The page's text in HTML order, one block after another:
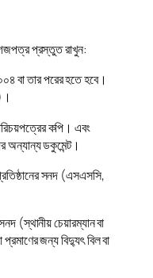
প্রস্তুত রাখুন:
বা তার পরের হতে হবে।
কপি। এবং
অন্যান্য ডকুমেন্ট।
সনদ (এসএসসি,
(স্থানীয় চেয়ারম্যান বা
জন্য বিদ্যুৎ বিল বা